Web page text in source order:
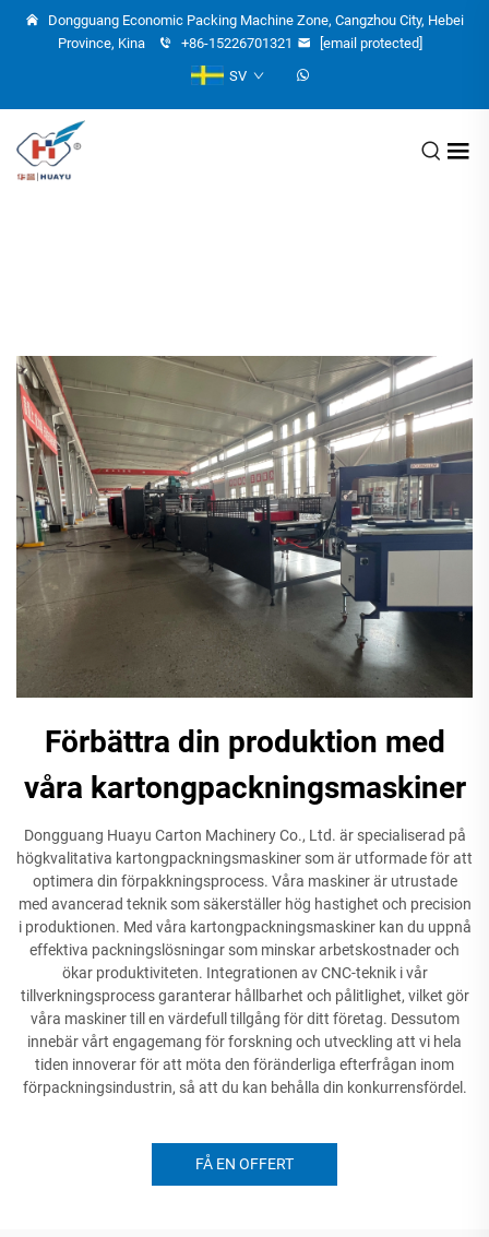
Dongguang Economic Packing Machine Zone, Cangzhou City, Hebei
Province, Kina
+86-15226701321
[email protected]
SV
Förbättra din produktion med
våra kartongpackningsmaskiner
Dongguang Huayu Carton Machinery Co., Ltd. är specialiserad på
högkvalitativa kartongpackningsmaskiner som är utformade för att
optimera din förpakkningsprocess. Våra maskiner är utrustade
med avancerad teknik som säkerställer hög hastighet och precision
i produktionen. Med våra kartongpackningsmaskiner kan du uppnå
effektiva packningslösningar som minskar arbetskostnader och
ökar produktiviteten. Integrationen av CNC-teknik i vår
tillverkningsprocess garanterar hållbarhet och pålitlighet, vilket gör
våra maskiner till en värdefull tillgång för ditt företag. Dessutom
innebär vårt engagemang för forskning och utveckling att vi hela
tiden innoverar för att möta den föränderliga efterfrågan inom
förpackningsindustrin, så att du kan behålla din konkurrensfördel.
FÅ EN OFFERT